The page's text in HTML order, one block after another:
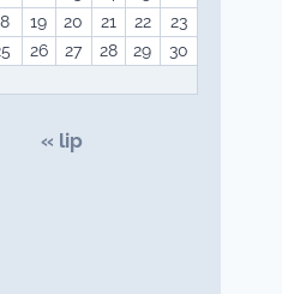
19 20 21 22
23
26 27 28 29
30
« lip